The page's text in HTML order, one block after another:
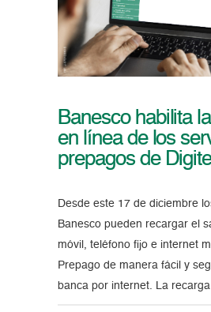
Banesco habilita
en línea de los
prepagos de
Desde este 17 de diciembre
Banesco pueden recargar el
móvil, teléfono fijo e internet
Prepago de manera fácil y
banca por internet. La